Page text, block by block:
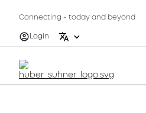
Connecting - today and beyond
Login